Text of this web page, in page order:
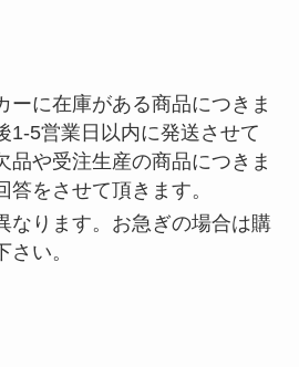
ーに在庫がある商品につきま
1-5営業日以内に発送させて
品や受注生産の商品につきま
答をさせて頂きます。
なります。お急ぎの場合は購
い。